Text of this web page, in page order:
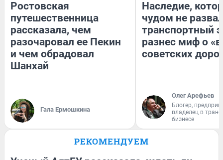
Ростовская
путешественница
рассказала, чем
разочаровал ее Пекин
и чем обрадовал
Шанхай
Гала Ермошкина
Наследие,
чудом не
транспортный
разнес миф о
советских
Олег Арефьев
Блогер,
владелец в
бизнесе
РЕКОМЕНДУЕМ